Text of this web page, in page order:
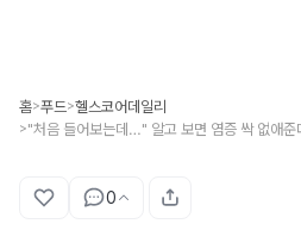
홈>푸드>헬스코어데일리
>
0